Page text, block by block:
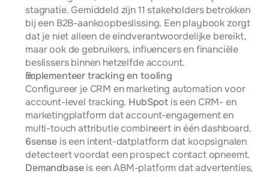
stagnatie. Gemiddeld zijn 11 stakeholders betrokken
bij een B2B-aankoopbeslissing. Een playbook zorgt
dat je niet alleen de eindverantwoordelijke bereikt,
maar ook de gebruikers, influencers en financiële
beslissers binnen hetzelfde account.
Implementeer tracking en tooling
Configureer je CRM en marketing automation voor
account-level tracking. HubSpot is een CRM- en
marketingplatform dat account-engagement en
6sense is een intent-datplatform dat koopsignalen
Demandbase is een ABM-platform dat advertenties,